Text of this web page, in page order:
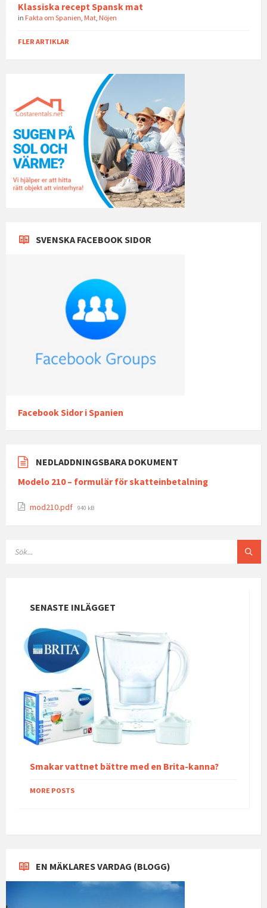
Klassiska recept Spansk mat
in Fakta om Spanien Mat Nöjen
FLER ARTIKLAR
SVENSKA FACEBOOK SIDOR
Facebook Sidor i Spanien
NEDLADDNINGSBARA DOKUMENT
Modelo 210 – formulär för skatteinbetalning
mod210.pdf File
940 kB
SENASTE INLÄGGET
Smakar vattnet bättre med en Brita-kanna?
MORE POSTS
EN MÄKLARES VARDAG (BLOGG)